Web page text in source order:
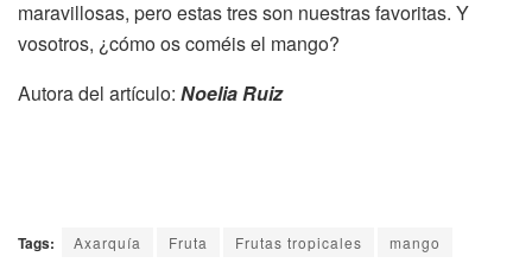
maravillosas, pero estas tres son nuestras favoritas. Y
vosotros, ¿cómo os coméis el mango?
Autora del artículo: Noelia Ruiz
Tags: Axarquía Fruta Frutas tropicales mango